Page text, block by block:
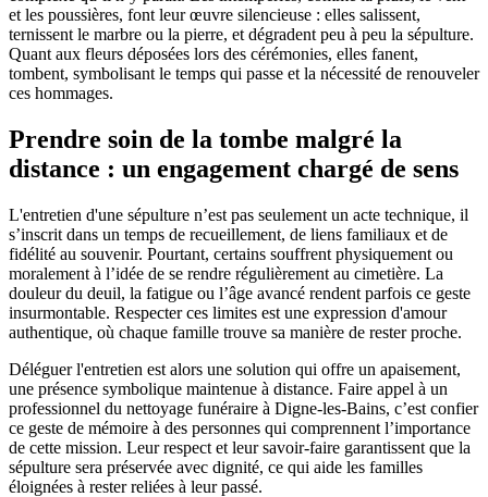
et les poussières, font leur œuvre silencieuse : elles salissent,
ternissent le marbre ou la pierre, et dégradent peu à peu la sépulture.
Quant aux fleurs déposées lors des cérémonies, elles fanent,
tombent, symbolisant le temps qui passe et la nécessité de renouveler
ces hommages.
Prendre soin de la tombe malgré la
distance : un engagement chargé de sens
L'entretien d'une sépulture n’est pas seulement un acte technique, il
s’inscrit dans un temps de recueillement, de liens familiaux et de
fidélité au souvenir. Pourtant, certains souffrent physiquement ou
moralement à l’idée de se rendre régulièrement au cimetière. La
douleur du deuil, la fatigue ou l’âge avancé rendent parfois ce geste
insurmontable. Respecter ces limites est une expression d'amour
authentique, où chaque famille trouve sa manière de rester proche.
Déléguer l'entretien est alors une solution qui offre un apaisement,
une présence symbolique maintenue à distance. Faire appel à un
professionnel du nettoyage funéraire à Digne-les-Bains, c’est confier
ce geste de mémoire à des personnes qui comprennent l’importance
de cette mission. Leur respect et leur savoir-faire garantissent que la
sépulture sera préservée avec dignité, ce qui aide les familles
éloignées à rester reliées à leur passé.